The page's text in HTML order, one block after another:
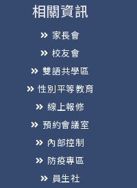
相關資訊
家長會
校友會
雙語共學區
性別平等教育
線上報修
預約會議室
內部控制
防疫專區
員生社